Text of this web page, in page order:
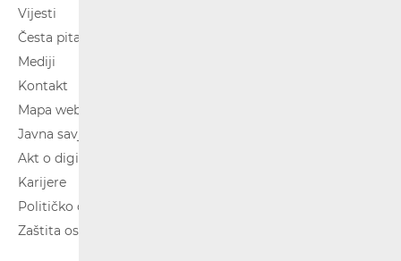
Vijesti
Česta pitanja
Mediji
Kontakt
Mapa weba
Javna savjetovanja
Akt o digitalnim uslugama
Karijere
Političko oglašavanje
Zaštita osobnih podataka